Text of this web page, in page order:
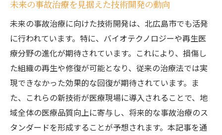
未来の事故治療を見据えた技術開発の動向
未来の事故治療に向けた技術開発は、北広島市でも活発
に行われています。特に、バイオテクノロジーや再生医
療分野の進化が期待されています。これにより、損傷し
た組織の再生や修復が可能となり、従来の治療法では実
現できなかった効果的な回復が期待されています。ま
た、これらの新技術が医療現場に導入されることで、地
域全体の医療品質向上に寄与し、将来的な事故治療のス
タンダードを形成することが予想されます。本記事を通